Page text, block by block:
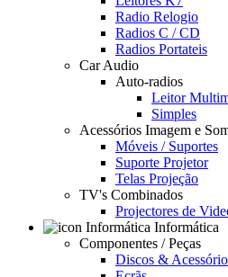
Radio Relogio
Radios C / CD
Radios Portateis
Car Audio
Auto-radios
Leitor
Simples
Acessórios Imagem e
Móveis / Suportes
Suporte Projetor
Telas Projeção
TV's Combinados
Projectores de
Informática
Componentes / Peças
Discos &